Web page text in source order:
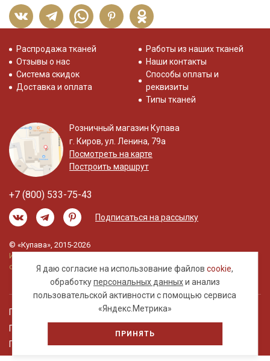
Я даю согласие на использование файловcookie,
обработкуперсональных данныхи анализ
пользовательской активности с помощью сервиса
«Яндекс.Метрика»
ПРИНЯТЬ
Распродажа тканей
Отзывы о нас
Система скидок
Доставка и оплата
Работы из наших тканей
Наши контакты
Способы оплаты и
реквизиты
Типы тканей
Розничный магазин Купава
г. Киров, ул. Ленина, 79а
Посмотреть на карте
Построить маршрут
+7 (800) 533-75-43
Подписаться на рассылку
© «Купава», 2015-2026
Информация на сайте не является публичной
офертой.
Правовая информация
Политика обработки персональных данных
Пользовательское соглашение